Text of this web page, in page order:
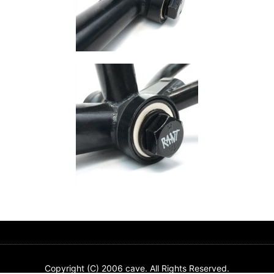
Copyright (C) 2006 cave. All Rights Reserved.